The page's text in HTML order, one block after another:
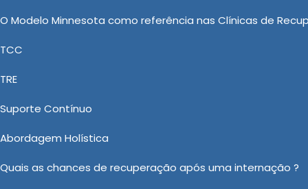
O Modelo Minnesota como referência nas Clínicas de
TCC
TRE
Suporte Contínuo
Abordagem Holística
Quais as chances de recuperação após uma internação ?
de Clínica de Saúde, a New New Clinica
de Recuperação Que Aceita Convênio Unimed,
disponibiliza Tratamento Álcool e Drogas em